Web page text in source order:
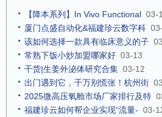
【降本系列】In Vivo Functional 03-
厦门点盛自动化&福建珍云数字科
该如何选择一款具有临床意义的子
常熟下饭小炒加盟哪家好 03-13
干货|生姜外泌体研究合集 03-12
出门遇到它，千万别慌张！杭州街
2025微高压氧舱市场厂家排行及特
福建珍云如何帮企业实现“流量- 03-